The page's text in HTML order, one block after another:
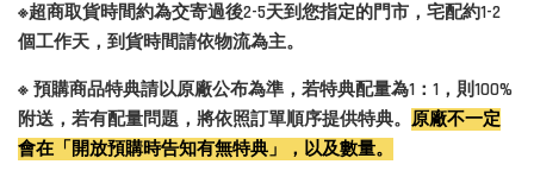
※超商取貨時間約為交寄過後2-5天到您指定的門市，宅配約1-2
個工作天，到貨時間請依物流為主。
※ 預購商品特典請以原廠公布為準，若特典配量為1：1，則100%
附送，若有配量問題，將依照訂單順序提供特典。 原廠不一定
會在「開放預購時告知有無特典」，以及數量。